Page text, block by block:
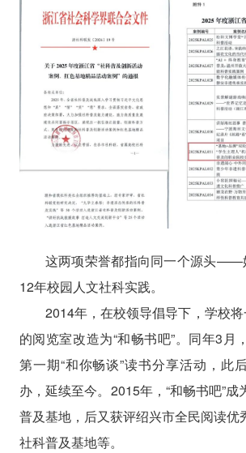
这两项荣誉都指向同一个源头——
12年校园人文社科实践。
2014年，在校领导倡导下，学校
的阅览室改造为“和畅书吧”。同年3月
第一期“和你畅谈”读书分享活动，此
办，延续至今。2015年，“和畅书吧”
普及基地，后又获评绍兴市全民阅读优
社科普及基地等。